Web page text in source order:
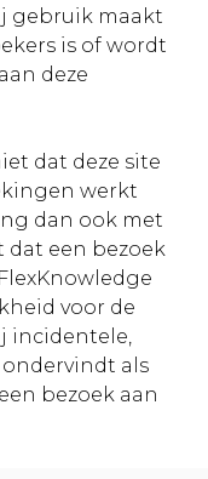
gebruik maakt
is of wordt
deze
dat deze site
werkt
dan ook met
een bezoek
voor de
incidentele,
als
bezoek aan